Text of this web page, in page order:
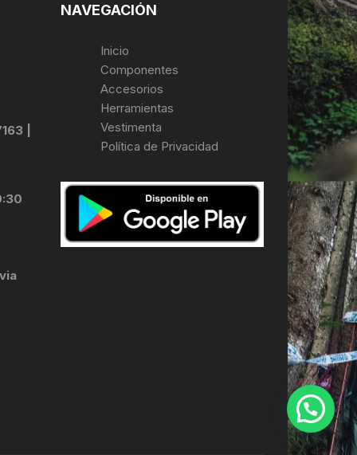
|
NAVEGACIÓN
Inicio
Componentes
Accesorios
Herramientas
Vestimenta
Política de Privacidad